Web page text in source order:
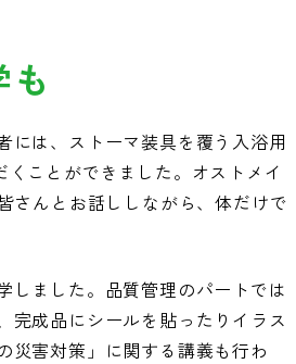
には、ストーマ装具を覆う入浴用
ことができました。オストメイ
さんとお話ししながら、体だけで
しました。品質管理のパートでは
完成品にシールを貼ったりイラス
災害対策」に関する講義も行わ